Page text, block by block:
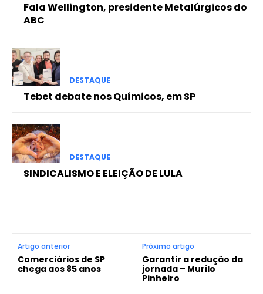
Fala Wellington, presidente Metalúrgicos do
ABC
DESTAQUE
Tebet debate nos Químicos, em SP
DESTAQUE
SINDICALISMO E ELEIÇÃO DE LULA
Artigo anterior
Comerciários de SP
chega aos 85 anos
Próximo artigo
Garantir a redução da
jornada – Murilo
Pinheiro